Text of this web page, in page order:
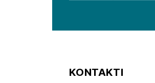
KONTAKTI